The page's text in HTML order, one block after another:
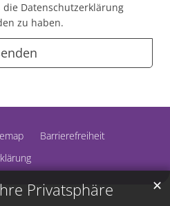
Privatsphäre ✕
Datenschutzerklärung
zu haben.
Barrierefreiheit